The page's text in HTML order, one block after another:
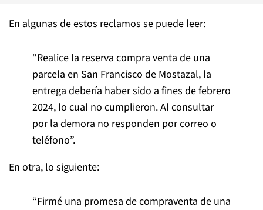
En algunas de estos reclamos se puede leer:
“Realice la reserva compra venta de una
parcela en San Francisco de Mostazal, la
entrega debería haber sido a fines de febrero
2024, lo cual no cumplieron. Al consultar
por la demora no responden por correo o
teléfono”.
En otra, lo siguiente:
“Firmé una promesa de compraventa de una